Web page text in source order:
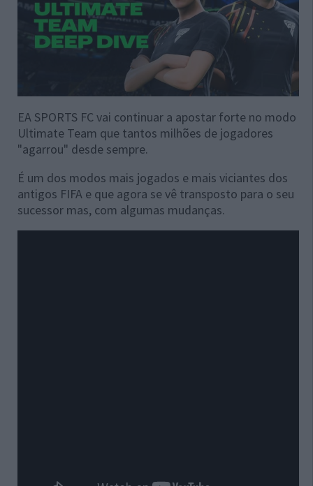
EA SPORTS FC vai continuar a apostar forte no modo
Ultimate Team que tantos milhões de jogadores
"agarrou" desde sempre.
É um dos modos mais jogados e mais viciantes dos
antigos FIFA e que agora se vê transposto para o seu
sucessor mas, com algumas mudanças.